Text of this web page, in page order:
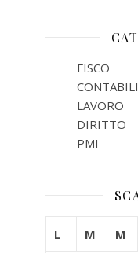
FISCO
LAVORO
DIRITTO
PMI
L M M